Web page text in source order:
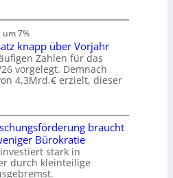
7%
knapp über Vorjahr
Zahlen für das
vorgelegt. Demnach
4,3Mrd.€ erzielt, dieser
braucht
Bürokratie
stark in
durch kleinteilige